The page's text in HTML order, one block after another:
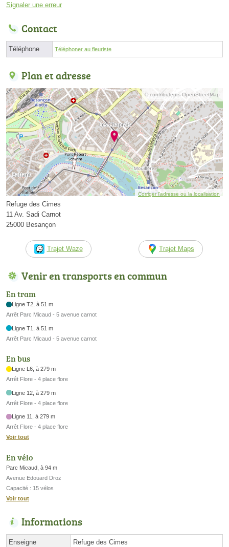
Signaler une erreur
Contact
Téléphone Téléphoner au fleuriste
Plan et adresse
© contributeurs OpenStreetMap
Corriger l’adresse ou la localisation
Refuge des Cimes
11 Av. Sadi Carnot
25000 Besançon
Trajet Waze Trajet Maps
Venir en transports en commun
En tram
Ligne T2, à 51 m
Arrêt Parc Micaud - 5 avenue carnot
Ligne T1, à 51 m
Arrêt Parc Micaud - 5 avenue carnot
En bus
Ligne L6, à 279 m
Arrêt Flore - 4 place flore
Ligne 12, à 279 m
Arrêt Flore - 4 place flore
Ligne 11, à 279 m
Arrêt Flore - 4 place flore
Voir tout
En vélo
Parc Micaud, à 94 m
Avenue Edouard Droz
Capacité : 15 vélos
Voir tout
Informations
Enseigne Refuge des Cimes